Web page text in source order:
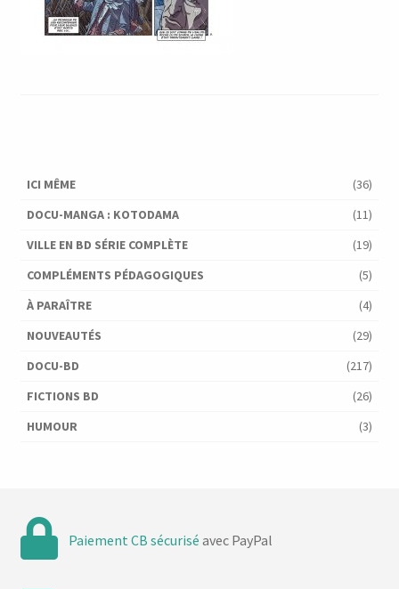
ICI MÊME
(36)
DOCU-MANGA : KOTODAMA
(11)
VILLE EN BD SÉRIE COMPLÈTE
(19)
COMPLÉMENTS PÉDAGOGIQUES
(5)
À PARAÎTRE
(4)
NOUVEAUTÉS
(29)
DOCU-BD
(217)
FICTIONS BD
(26)
HUMOUR
(3)
Paiement CB sécurisé avec PayPal